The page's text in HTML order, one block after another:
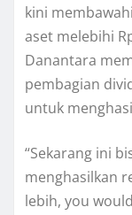
kini
aset melebihi
Danantara
pembagian
untuk
“Sekarang ini
menghasilkan
lebih, you